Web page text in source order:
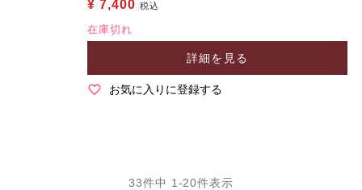
¥ 7,400 税込
在庫切れ
詳細を見る
お気に入りに登録する
33件中 1 -20件表示